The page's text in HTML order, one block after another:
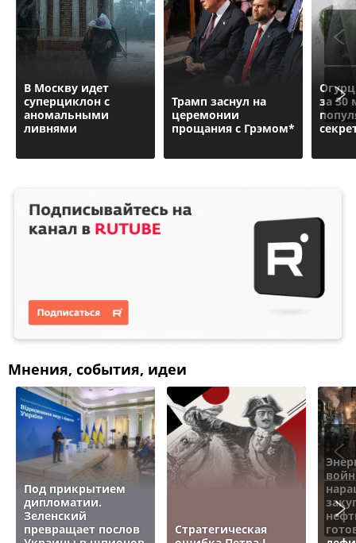
В Москву идет
суперциклон с
аномальными
ливнями
Трамп заснул на
церемонии
прощания с Грэмом*
за 30
Мнения, события, идеи
Под прикрытием
дипломатии.
Зеленский
превращает послов
Стратегическая